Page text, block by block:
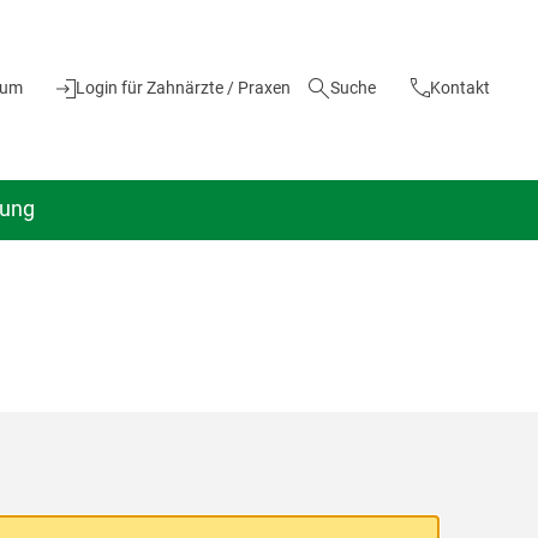
Login für Zahnärzte / Praxen Suche Kontakt